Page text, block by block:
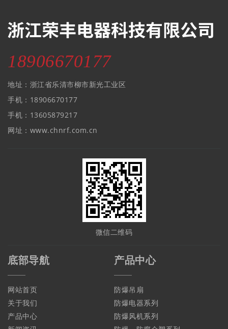
18906670177
地址：浙江省乐清市柳市新光工业区
手机：18906670177
手机：13605879217
网址：www.chnrf.com.cn
微信二维码
产品中心
防爆吊扇
防爆电器系列
防爆风机系列
底部导航
网站首页
关于我们
产品中心